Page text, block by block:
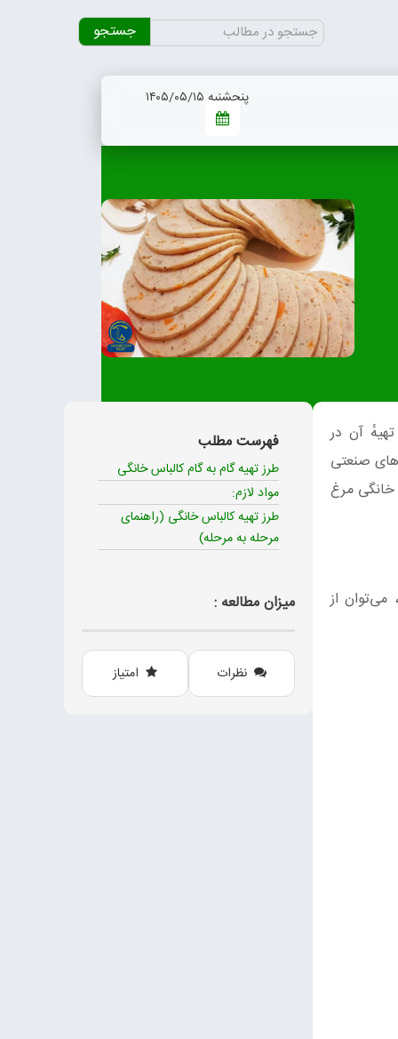
جستجو
برای:
پنجشنبه ۱۴۰۵/۰۵/۱۵
آن در
صنعتی
خانگی مرغ
از
فهرست مطلب
طرز تهیه گام به گام کالباس خانگی
مواد لازم:
طرز تهیه کالباس خانگی (راهنمای
مرحله به مرحله)
میزان مطالعه :
نظرات امتیاز